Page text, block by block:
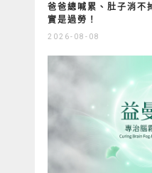
爸爸總喊累、肚子消不
實是過勞！
2026-08-08